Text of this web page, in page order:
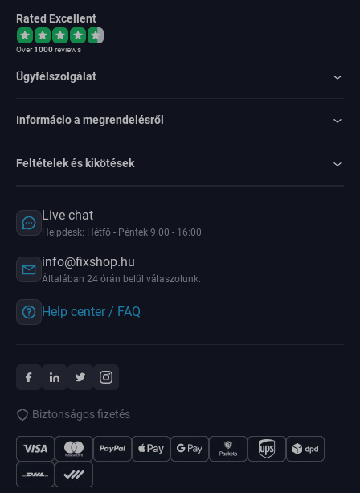
Rated Excellent
Over1000reviews
Ügyfélszolgálat
Informácio a megrendelésről
Feltételek és kikötések
Live chat
Helpdesk: Hétfő - Péntek 9:00 - 16:00
info@fixshop.hu
Általában 24 órán belül válaszolunk.
Help center / FAQ
Biztonságos fizetés